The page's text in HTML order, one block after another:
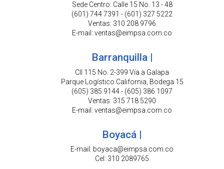
Sede Centro: Calle 15 No. 13 - 48
(601) 744 7391 - (601) 327 5222
Ventas: 310 208 9796
E-mail: ventas@eimpsa.com.co
Barranquilla |
Cll 115 No. 2-399 Vía a Galapa
Parque Logístico California, Bodega 15
(605) 385 9144 - (605) 386 1097
Ventas: 315 718 5290
E-mail: ventas@eimpsa.com.co
Boyacá |
E-mail: boyaca@eimpsa.com.co
Cel: 310 2089765